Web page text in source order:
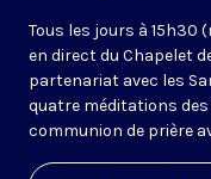
Tous les jours à
en direct du Chapelet
partenariat avec les
quatre méditations
communion de prière